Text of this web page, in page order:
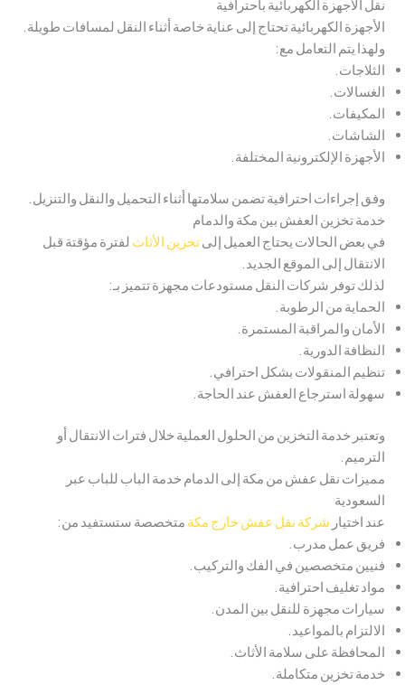
نقل الأجهزة الكهربائية باحترافية
الأجهزة الكهربائية تحتاج إلى عناية خاصة أثناء النقل لمسافات طويلة.
ولهذا يتم التعامل مع:
الثلاجات.
الغسالات.
المكيفات.
الشاشات.
الأجهزة الإلكترونية المختلفة.
وفق إجراءات احترافية تضمن سلامتها أثناء التحميل والنقل والتنزيل.
خدمة تخزين العفش بين مكة والدمام
في بعض الحالات يحتاج العميل إلىتخزين الأثاث لفترة مؤقتة قبل
الانتقال إلى الموقع الجديد.
لذلك توفر شركات النقل مستودعات مجهزة تتميز بـ:
الحماية من الرطوبة.
الأمان والمراقبة المستمرة.
النظافة الدورية.
تنظيم المنقولات بشكل احترافي.
سهولة استرجاع العفش عند الحاجة.
وتعتبر خدمة التخزين من الحلول العملية خلال فترات الانتقال أو
الترميم.
مميزات نقل عفش من مكة إلى الدمام خدمة الباب للباب عبر
السعودية
عند اختيار شركة نقل عفش خارج مكة متخصصة ستستفيد من:
فريق عمل مدرب.
فنيين متخصصين في الفك والتركيب.
مواد تغليف احترافية.
سيارات مجهزة للنقل بين المدن.
الالتزام بالمواعيد.
المحافظة على سلامة الأثاث.
خدمة تخزين متكاملة.